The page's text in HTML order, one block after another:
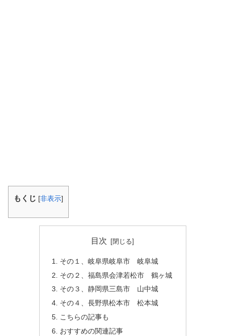
もくじ [非表示]
目次
その１、岐阜県岐阜市 岐阜城
その２、福島県会津若松市 鶴ヶ城
その３、静岡県三島市 山中城
その４、長野県松本市 松本城
こちらの記事も
おすすめの関連記事